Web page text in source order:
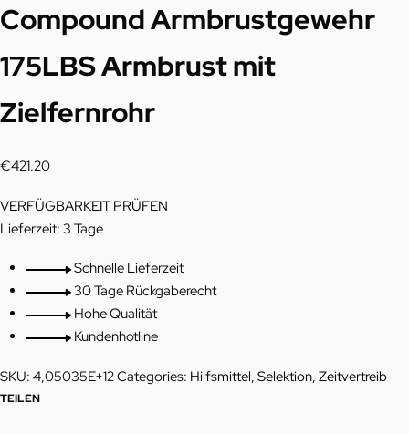
u
c
n
a
i
g
a
i
o
Compound Armbrustgewehr
175LBS Armbrust mit
Zielfernrohr
€421.20
VERFÜGBARKEIT PRÜFEN
Lieferzeit: 3 Tage
Schnelle Lieferzeit
30 Tage Rückgaberecht
Hohe Qualität
Kundenhotline
SKU: 4,05035E+12Categories: Hilfsmittel, Selektion, Zeitvertreib
TEILEN